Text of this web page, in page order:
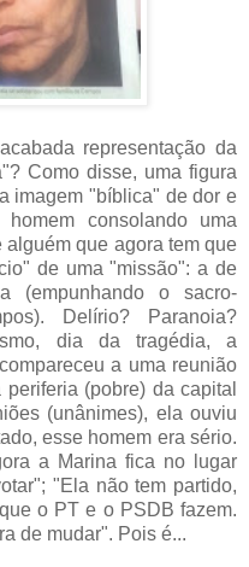
representação da
Como disse, uma figura
imagem "bíblica" de dor e
consolando uma
alguém que agora tem que
de uma "missão": a de
(empunhando o sacro-
Delírio? Paranoia?
dia da tragédia, a
a uma reunião
(pobre) da capital
(unânimes), ela ouviu
esse homem era sério.
a Marina fica no lugar
"Ela não tem partido,
o PT e o PSDB fazem.
de mudar". Pois é...